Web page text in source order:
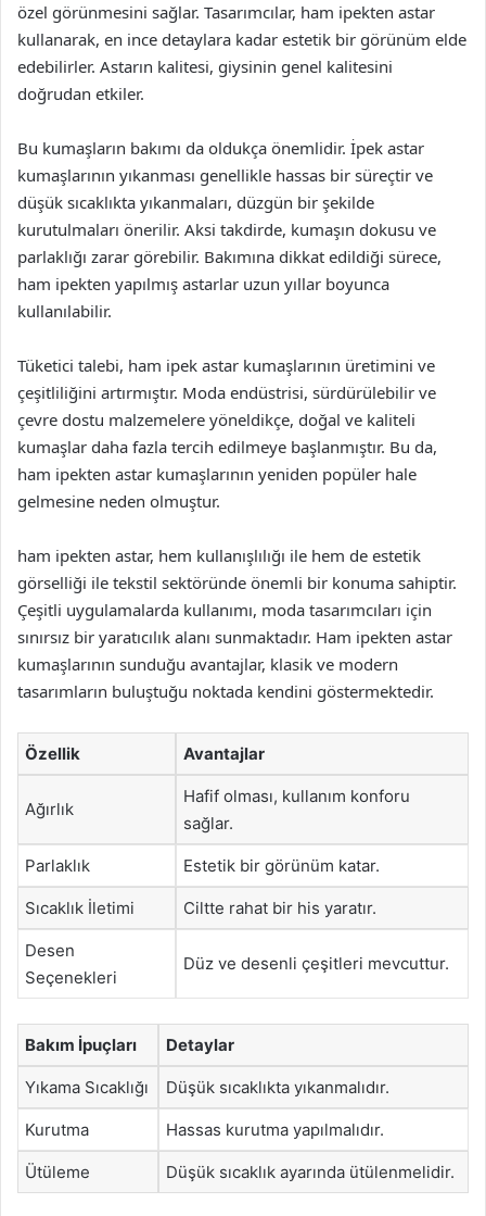
özel görünmesini sağlar. Tasarımcılar, ham ipekten astar
kullanarak, en ince detaylara kadar estetik bir görünüm elde
edebilirler. Astarın kalitesi, giysinin genel kalitesini
doğrudan etkiler.
Bu kumaşların bakımı da oldukça önemlidir. İpek astar
kumaşlarının yıkanması genellikle hassas bir süreçtir ve
düşük sıcaklıkta yıkanmaları, düzgün bir şekilde
kurutulmaları önerilir. Aksi takdirde, kumaşın dokusu ve
parlaklığı zarar görebilir. Bakımına dikkat edildiği sürece,
ham ipekten yapılmış astarlar uzun yıllar boyunca
kullanılabilir.
Tüketici talebi, ham ipek astar kumaşlarının üretimini ve
çeşitliliğini artırmıştır. Moda endüstrisi, sürdürülebilir ve
çevre dostu malzemelere yöneldikçe, doğal ve kaliteli
kumaşlar daha fazla tercih edilmeye başlanmıştır. Bu da,
ham ipekten astar kumaşlarının yeniden popüler hale
gelmesine neden olmuştur.
ham ipekten astar, hem kullanışlılığı ile hem de estetik
görselliği ile tekstil sektöründe önemli bir konuma sahiptir.
Çeşitli uygulamalarda kullanımı, moda tasarımcıları için
sınırsız bir yaratıcılık alanı sunmaktadır. Ham ipekten astar
kumaşlarının sunduğu avantajlar, klasik ve modern
tasarımların buluştuğu noktada kendini göstermektedir.
Özellik Avantajlar
Ağırlık
Hafif olması, kullanım konforu
sağlar.
Parlaklık Estetik bir görünüm katar.
Sıcaklık İletimi Ciltte rahat bir his yaratır.
Desen
Seçenekleri
Düz ve desenli çeşitleri mevcuttur.
Bakım İpuçları Detaylar
Yıkama Sıcaklığı Düşük sıcaklıkta yıkanmalıdır.
Kurutma Hassas kurutma yapılmalıdır.
Ütüleme Düşük sıcaklık ayarında ütülenmelidir.